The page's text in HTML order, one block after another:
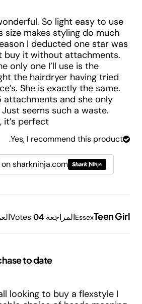
So light easy to use
size makes styling do much
I deducted one star was
buy it without attachments.
only one I’ll use is the
the hairdryer having tried
She is exactly the same.
attachments and she only
seems such a waste.
perfect !
Yes, I recommend this product.
sharkninja.com
Teen Girl
Essexالمراجعة 4
Votes 0
to date
looking to buy a flexstyle I